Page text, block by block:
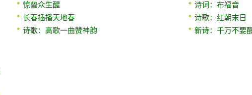
惊蛰众生醒
长春插播天地春
诗歌：高歌一曲赞神韵
诗词：布福音
诗歌：红朝末日
新诗：千万不要